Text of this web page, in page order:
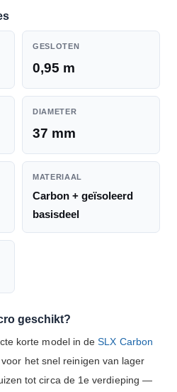
GESLOTEN
0,95 m
DIAMETER
37 mm
MATERIAAL
Carbon + geïsoleerd
basisdeel
geschikt?
korte model in deSLX Carbon
het snel reinigen van lager
tot circa de 1e verdieping —